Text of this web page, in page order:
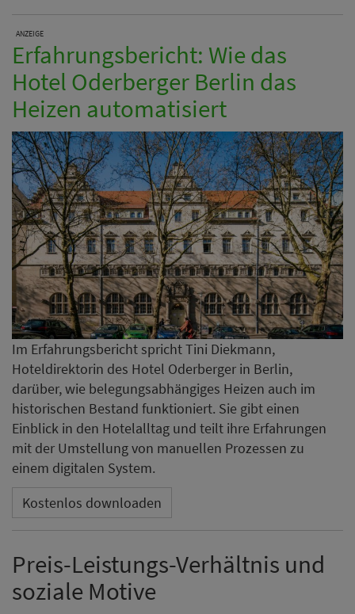
ANZEIGE
Erfahrungsbericht: Wie das
Hotel Oderberger Berlin das
Heizen automatisiert
Im Erfahrungsbericht spricht Tini Diekmann,
Hoteldirektorin des Hotel Oderberger in Berlin,
darüber, wie belegungsabhängiges Heizen auch im
historischen Bestand funktioniert. Sie gibt einen
Einblick in den Hotelalltag und teilt ihre Erfahrungen
mit der Umstellung von manuellen Prozessen zu
einem digitalen System.
Kostenlos downloaden
Preis-Leistungs-Verhältnis und
soziale Motive